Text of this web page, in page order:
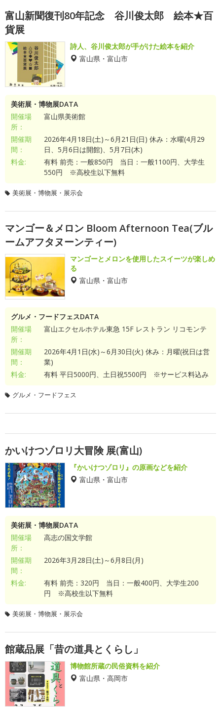
富山新聞復刊80年記念 谷川俊太郎 絵本★百
貨展
詩人、谷川俊太郎が手がけた絵本を紹介
富山県・富山市
美術展・博物展DATA
開催場
所：
富山県美術館
開催期
間：
2026年4月18日(土)～6月21日(日) 休み：水曜(4月29
日、5月6日は開館)、5月7日(木)
料金:
有料 前売：一般850円 当日：一般1100円、大学生
550円 ※高校生以下無料
美術展・博物展・展示会
マンゴー＆メロン Bloom Afternoon Tea(ブル
ームアフタヌーンティー)
マンゴーとメロンを使用したスイーツが楽しめ
る
富山県・富山市
グルメ・フードフェスDATA
開催場
所：
富山エクセルホテル東急 15F レストラン リコモンテ
開催期
間：
2026年4月1日(水)～6月30日(火) 休み：月曜(祝日は営
業)
料金:
有料 平日5000円、土日祝5500円 ※サービス料込み
グルメ・フードフェス
かいけつゾロリ大冒険 展(富山)
『かいけつゾロリ』の原画などを紹介
富山県・富山市
美術展・博物展DATA
開催場
所：
高志の国文学館
開催期
間：
2026年3月28日(土)～6月8日(月)
料金:
有料 前売：320円 当日：一般400円、大学生200
円 ※高校生以下無料
美術展・博物展・展示会
館蔵品展「昔の道具とくらし」
博物館所蔵の民俗資料を紹介
富山県・高岡市